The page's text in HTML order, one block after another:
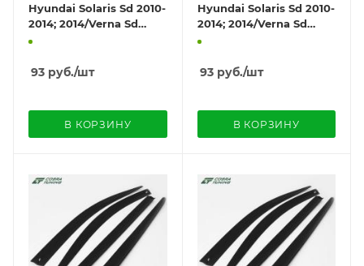
Hyundai Solaris Sd 2010-
2014; 2014/Verna Sd
2010; 2014 деф.окон
93 руб./шт
В КОРЗИНУ
Hyundai Solaris Sd 2010-
2014; 2014/Verna Sd
2010; 2014 деф.окон
93руб./шт
В КОРЗИНУ